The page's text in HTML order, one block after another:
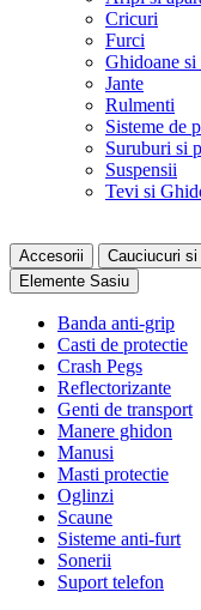
Cricuri
Furci
Ghidoane si
Jante
Rulmenti
Sisteme de
Suruburi si
Suspensii
Tevi si
Accesorii Cauciucuri si
Elemente Sasiu
Banda anti-grip
Casti de protectie
Crash Pegs
Reflectorizante
Genti de transport
Manere ghidon
Manusi
Masti protectie
Oglinzi
Scaune
Sisteme anti-furt
Sonerii
Suport telefon